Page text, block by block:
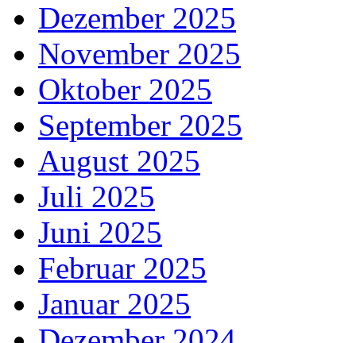
Dezember 2025
November 2025
Oktober 2025
September 2025
August 2025
Juli 2025
Juni 2025
Februar 2025
Januar 2025